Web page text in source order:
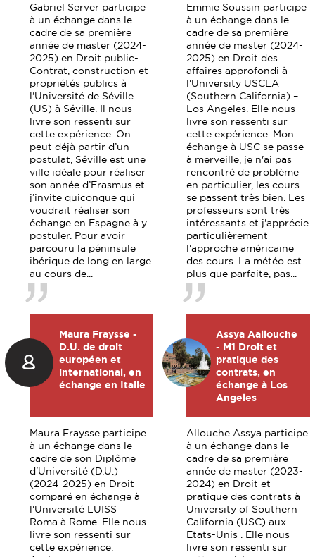
Espagne
Gabriel Server participe
à un échange dans le
cadre de sa première
année de master (2024-
2025) en Droit public-
Contrat, construction et
propriétés publics à
l'Université de Séville
(US) à Séville. Il nous
livre son ressenti sur
cette expérience. On
peut déjà partir d’un
postulat, Séville est une
ville idéale pour réaliser
son année d’Erasmus et
j’invite quiconque qui
voudrait réaliser son
échange en Espagne à y
postuler. Pour avoir
parcouru la péninsule
ibérique de long en large
au cours de...
California) – Los
Angeles
Emmie Soussin participe
à un échange dans le
cadre de sa première
année de master (2024-
2025) en Droit des
affaires approfondi à
l'University USCLA
(Southern California) –
Los Angeles. Elle nous
livre son ressenti sur
cette expérience. Mon
échange à USC se passe
à merveille, je n'ai pas
rencontré de problème
en particulier, les cours
se passent très bien. Les
professeurs sont très
intéressants et j'apprécie
particulièrement
l'approche américaine
des cours. La météo est
plus que parfaite, pas...
Maura Fraysse -
D.U. de droit
européen et
international, en
échange en Italie
Maura Fraysse participe
à un échange dans le
cadre de son Diplôme
d'Université (D.U.)
(2024-2025) en Droit
comparé en échange à
l'Université LUISS
Roma à Rome. Elle nous
livre son ressenti sur
cette expérience.
Assya Aallouche
- M1 Droit et
pratique des
contrats, en
échange à Los
Angeles
Allouche Assya participe
à un échange dans le
cadre de sa première
année de master (2023-
2024) en Droit et
pratique des contrats à
University of Southern
California (USC) aux
Etats-Unis . Elle nous
livre son ressenti sur